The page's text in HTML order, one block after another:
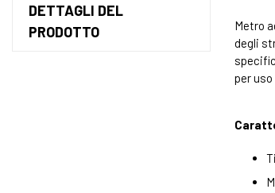
DETTAGLI DEL
PRODOTTO
Metro
degli
per